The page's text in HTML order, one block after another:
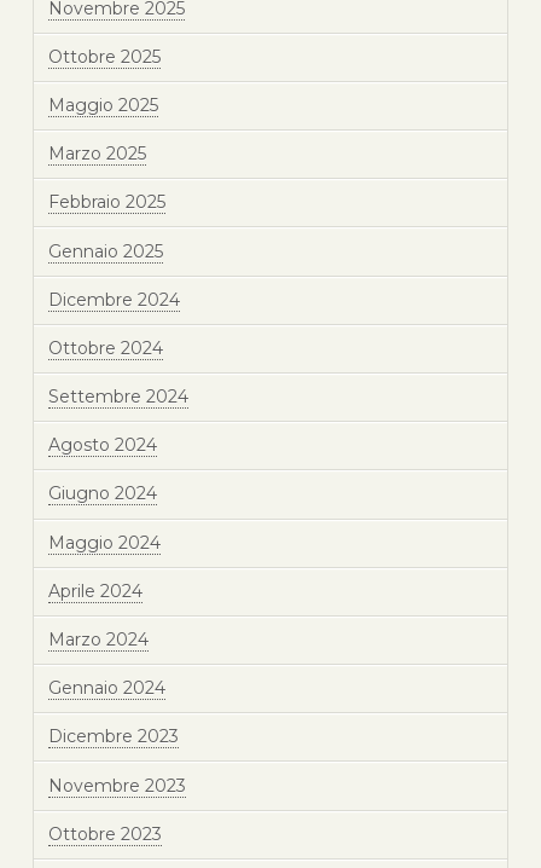
Novembre 2025
Ottobre 2025
Maggio 2025
Marzo 2025
Febbraio 2025
Gennaio 2025
Dicembre 2024
Ottobre 2024
Settembre 2024
Agosto 2024
Giugno 2024
Maggio 2024
Aprile 2024
Marzo 2024
Gennaio 2024
Dicembre 2023
Novembre 2023
Ottobre 2023